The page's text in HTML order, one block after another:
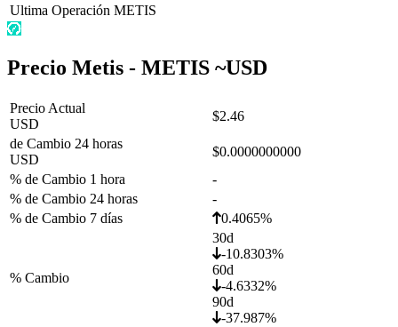
Ultima Operación METIS
Precio Metis - METIS ~USD
Precio Actual
USD
$2.46
de Cambio 24 horas
USD
$0.0000000000
% de Cambio 1 hora
-
% de Cambio 24 horas
-
% de Cambio 7 días
0.4065%
% Cambio
30d
-10.8303%
60d
-4.6332%
90d
-37.987%